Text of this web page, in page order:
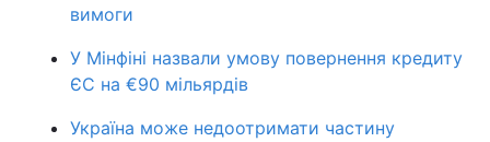
вимоги
У Мінфіні назвали умову повернення кредиту
ЄС на €90 мільярдів
Україна може недоотримати частину